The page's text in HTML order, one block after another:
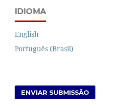
IDIOMA
English
Português (Brasil)
ENVIAR SUBMISSÃO